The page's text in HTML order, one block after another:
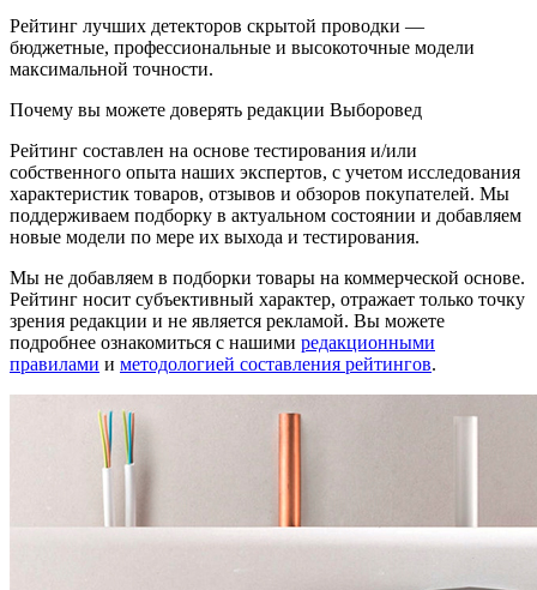
Рейтинг лучших детекторов скрытой проводки —
бюджетные, профессиональные и высокоточные модели
максимальной точности.
Почему вы можете доверять редакции Выборовед
Рейтинг составлен на основе тестирования и/или
собственного опыта наших экспертов, с учетом исследования
характеристик товаров, отзывов и обзоров покупателей. Мы
поддерживаем подборку в актуальном состоянии и добавляем
новые модели по мере их выхода и тестирования.
Мы не добавляем в подборки товары на коммерческой основе.
Рейтинг носит субъективный характер, отражает только точку
зрения редакции и не является рекламой. Вы можете
подробнее ознакомиться с нашими редакционными
правилами и методологией составления рейтингов.